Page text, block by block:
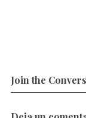
Join the